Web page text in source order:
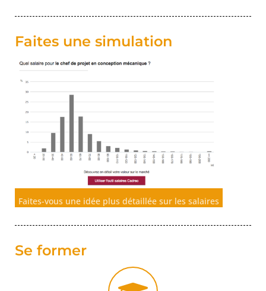
Faites une simulation
Faites-vous une idée plus détaillée sur les salaires
Se former